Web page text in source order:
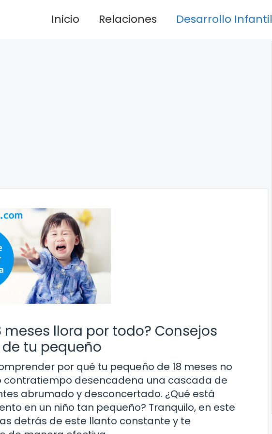
Inicio Relaciones Desarrollo Infantil
meses llora por todo? Consejos
tu pequeño
por qué tu pequeño de 18 meses no
contratiempo desencadena una cascada de
abrumado y desconcertado. ¿Qué está
en un niño tan pequeño? Tranquilo, en este
detrás de este llanto constante y te